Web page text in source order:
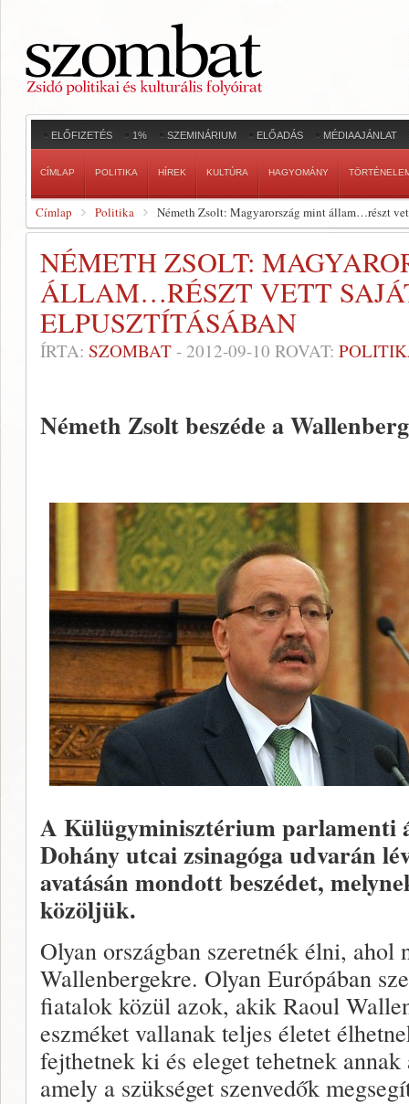
ELŐFIZETÉS 1% SZEMINÁRIUM ELŐADÁS MÉDIAAJÁNLAT
CÍMLAP POLITIKA HÍREK KULTÚRA HAGYOMÁNY
Címlap Politika Németh Zsolt: Magyarország mint állam…részt
NÉMETH ZSOLT:
ÁLLAM…RÉSZT VETT
ELPUSZTÍTÁSÁBAN
ÍRTA: SZOMBAT - 2012-09-10 ROVAT:
Németh Zsolt beszéde a
A Külügyminisztérium parlamenti
Dohány utcai zsinagóga udvarán
avatásán mondott beszédet,
közöljük.
Olyan országban szeretnék élni, ahol
Wallenbergekre. Olyan Európában
fiatalok közül azok, akik Raoul
eszméket vallanak teljes életet
fejthetnek ki és eleget tehetnek
amely a szükséget szenvedők